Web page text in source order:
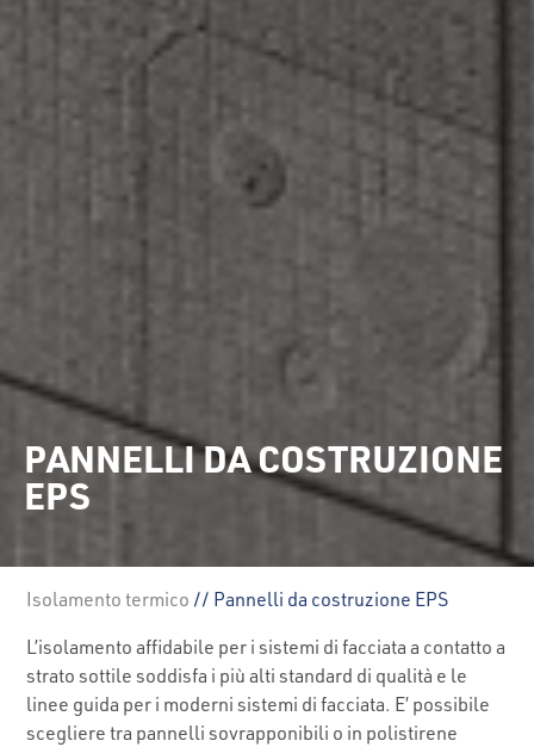
PANNELLI DA COSTRUZIONE
EPS
Isolamento termico // Pannelli da costruzione EPS
L’isolamento affidabile per i sistemi di facciata a contatto a
strato sottile soddisfa i più alti standard di qualità e le
linee guida per i moderni sistemi di facciata. E’ possibile
scegliere tra pannelli sovrapponibili o in polistirene